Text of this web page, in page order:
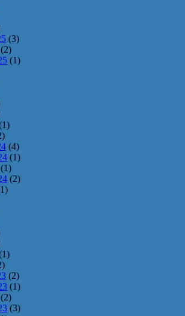
(3)
(2)
(1)
(4)
(1)
(1)
(2)
(2)
(1)
(2)
(3)